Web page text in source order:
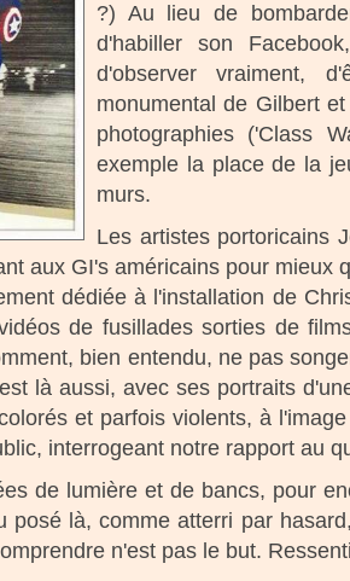
?) Au lieu de
d'habiller son
d'observer vraiment,
monumental de Gilbert
photographies ('Class
exemple la place de la
murs.
Les artistes portoricains
aux GI's américains pour
dédiée à l'installation de
de fusillades sorties de
bien entendu, ne pas
là aussi, avec ses portraits
et parfois violents, à
interrogeant notre rapport au
de lumière et de bancs, pour
posé là, comme atterri par
n'est pas le but.